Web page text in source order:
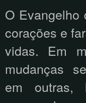
O Evangelho
corações e
vidas. Em
mudanças
em outras,